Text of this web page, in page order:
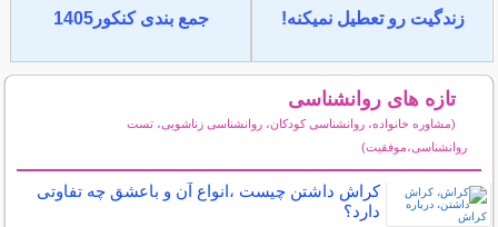
زندگیت رو تعطیل نمیکنه!
جمع بندی کنکور1405
تازه های روانشناسی
(مشاوره خانواده، روانشناسی کودکان، روانشناسی زناشویی، تست
روانشناسی،موفقیت)
کراش داشتن چیست ،انواع آن و باعشق چه تفاوتی
دارد؟